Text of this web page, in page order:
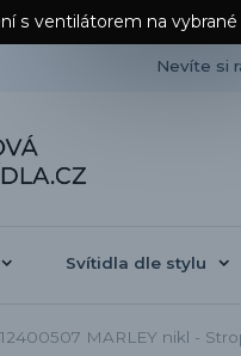
s ventilátorem na vybrané
Nevíte si
Svítidla dle stylu
MARLEY nikl -